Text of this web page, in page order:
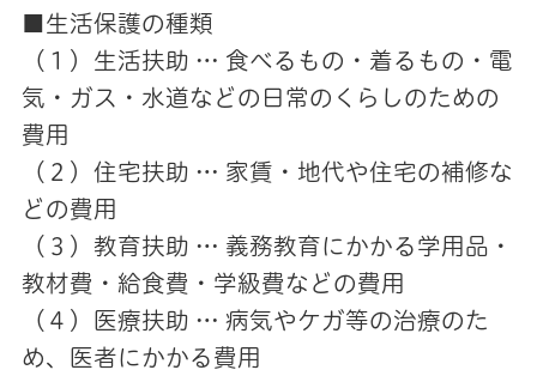
■生活保護の種類
（１）生活扶助 … 食べるもの・着るもの・電
気・ガス・水道などの日常のくらしのための
費用
（２）住宅扶助 … 家賃・地代や住宅の補修な
どの費用
（３）教育扶助 … 義務教育にかかる学用品・
教材費・給食費・学級費などの費用
（４）医療扶助 … 病気やケガ等の治療のた
め、医者にかかる費用